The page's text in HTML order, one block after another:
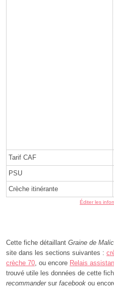
Tarif CAF
PSU
Crèche itinérante
Éditer les
Cette fiche détaillant Graine de
site dans les sections suivantes :
crèche 70, ou encore Relais
trouvé utile les données de cette
recommandersur facebook ou